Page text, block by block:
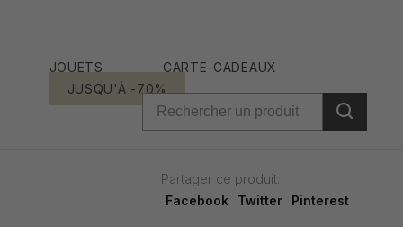
JOUETS
CARTE-CADEAUX
JUSQU'À -70%
Partager ce produit:
Facebook
Twitter Pinterest